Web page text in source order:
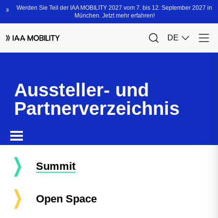
Aussteller- und
Partnerverzeichnis
Summit
Open Space